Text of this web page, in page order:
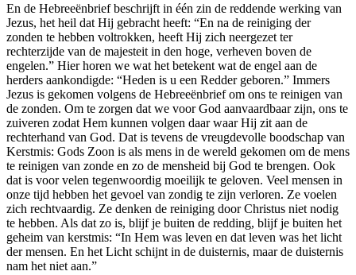
En de Hebreeënbrief beschrijft in één zin de reddende werking van
Jezus, het heil dat Hij gebracht heeft: “En na de reiniging der
zonden te hebben voltrokken, heeft Hij zich neergezet ter
rechterzijde van de majesteit in den hoge, verheven boven de
engelen.” Hier horen we wat het betekent wat de engel aan de
herders aankondigde: “Heden is u een Redder geboren.” Immers
Jezus is gekomen volgens de Hebreeënbrief om ons te reinigen van
de zonden. Om te zorgen dat we voor God aanvaardbaar zijn, ons te
zuiveren zodat Hem kunnen volgen daar waar Hij zit aan de
rechterhand van God. Dat is tevens de vreugdevolle boodschap van
Kerstmis: Gods Zoon is als mens in de wereld gekomen om de mens
te reinigen van zonde en zo de mensheid bij God te brengen. Ook
dat is voor velen tegenwoordig moeilijk te geloven. Veel mensen in
onze tijd hebben het gevoel van zondig te zijn verloren. Ze voelen
zich rechtvaardig. Ze denken de reiniging door Christus niet nodig
te hebben. Als dat zo is, blijf je buiten de redding, blijf je buiten het
geheim van kerstmis: “In Hem was leven en dat leven was het licht
der mensen. En het Licht schijnt in de duisternis, maar de duisternis
nam het niet aan.”